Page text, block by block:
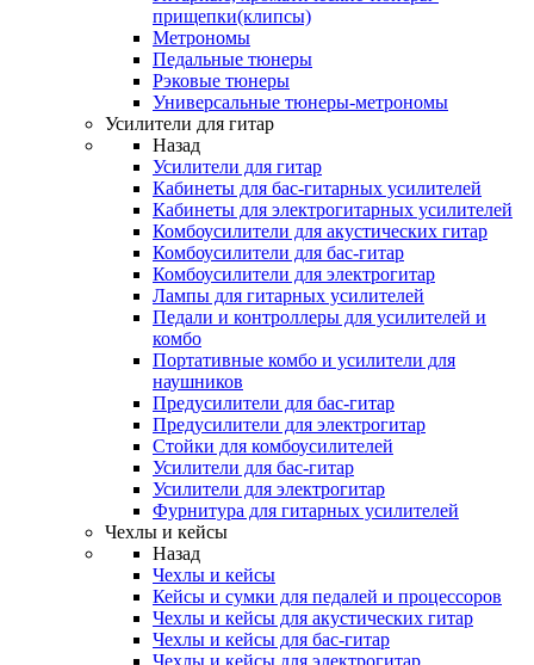
прищепки(клипсы)
Метрономы
Педальные тюнеры
Рэковые тюнеры
Универсальные тюнеры-метрономы
Усилители для гитар
Назад
Усилители для гитар
Кабинеты для бас-гитарных усилителей
Кабинеты для электрогитарных усилителей
Комбоусилители для акустических гитар
Комбоусилители для бас-гитар
Комбоусилители для электрогитар
Лампы для гитарных усилителей
Педали и контроллеры для усилителей и
комбо
Портативные комбо и усилители для
наушников
Предусилители для бас-гитар
Предусилители для электрогитар
Стойки для комбоусилителей
Усилители для бас-гитар
Усилители для электрогитар
Фурнитура для гитарных усилителей
Чехлы и кейсы
Назад
Чехлы и кейсы
Кейсы и сумки для педалей и процессоров
Чехлы и кейсы для акустических гитар
Чехлы и кейсы для бас-гитар
Чехлы и кейсы для электрогитар